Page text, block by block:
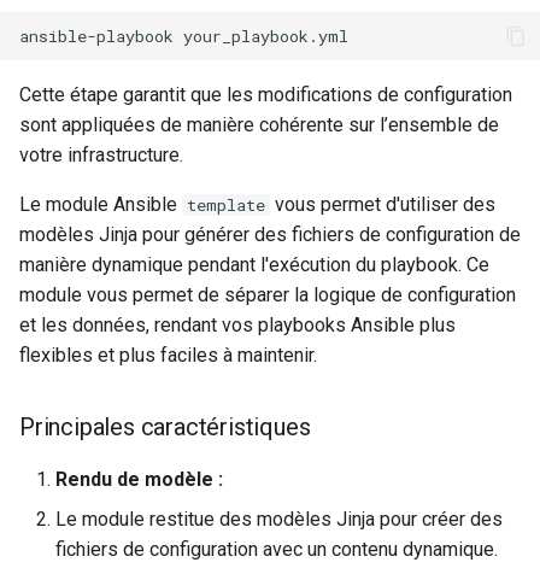
ansible-playbook
Cette étape garantit que les modifications de configuration
sont appliquées de manière cohérente sur l’ensemble de
votre infrastructure.
Le module Ansible template vous permet d'utiliser des
modèles Jinja pour générer des fichiers de configuration de
manière dynamique pendant l'exécution du playbook. Ce
module vous permet de séparer la logique de configuration
et les données, rendant vos playbooks Ansible plus
flexibles et plus faciles à maintenir.
Principales caractéristiques
Rendu de modèle :
Le module restitue des modèles Jinja pour créer des
fichiers de configuration avec un contenu dynamique.